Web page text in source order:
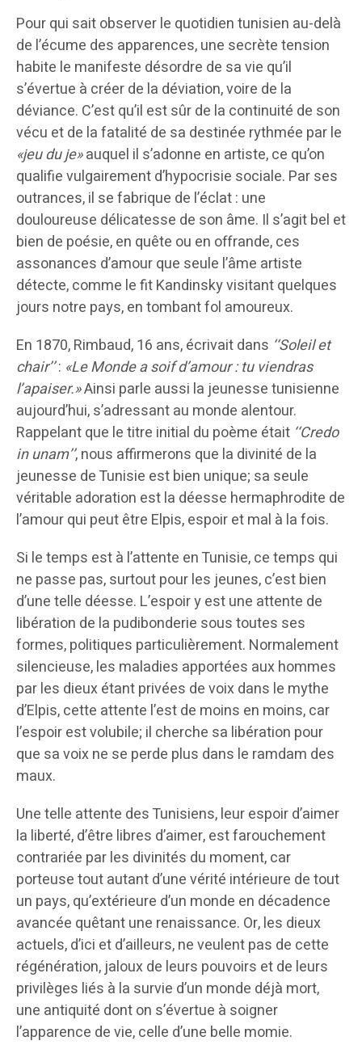
Pour qui sait observer le quotidien tunisien au-delà
de l’écume des apparences, une secrète tension
habite le manifeste désordre de sa vie qu’il
s’évertue à créer de la déviation, voire de la
déviance. C’est qu’il est sûr de la continuité de son
vécu et de la fatalité de sa destinée rythmée par le
«jeu du je»auquel il s’adonne en artiste, ce qu’on
qualifie vulgairement d’hypocrisie sociale. Par ses
outrances, il se fabrique de l’éclat : une
douloureuse délicatesse de son âme. Il s’agit bel et
bien de poésie, en quête ou en offrande, ces
assonances d’amour que seule l’âme artiste
détecte, comme le fit Kandinsky visitant quelques
jours notre pays, en tombant fol amoureux.
En 1870, Rimbaud, 16 ans, écrivait dans ‘‘Soleil et
chair’’: «Le Monde a soif d’amour : tu viendras
l’apaiser.»Ainsi parle aussi la jeunesse tunisienne
aujourd’hui, s’adressant au monde alentour.
Rappelant que le titre initial du poème était ‘‘Credo
in unam’’, nous affirmerons que la divinité de la
jeunesse de Tunisie est bien unique; sa seule
véritable adoration est la déesse hermaphrodite de
l’amour qui peut être Elpis, espoir et mal à la fois.
Si le temps est à l’attente en Tunisie, ce temps qui
ne passe pas, surtout pour les jeunes, c’est bien
d’une telle déesse. L’espoir y est une attente de
libération de la pudibonderie sous toutes ses
formes, politiques particulièrement. Normalement
silencieuse, les maladies apportées aux hommes
par les dieux étant privées de voix dans le mythe
d’Elpis, cette attente l’est de moins en moins, car
l’espoir est volubile; il cherche sa libération pour
que sa voix ne se perde plus dans le ramdam des
maux.
Une telle attente des Tunisiens, leur espoir d’aimer
la liberté, d’être libres d’aimer, est farouchement
contrariée par les divinités du moment, car
porteuse tout autant d’une vérité intérieure de tout
un pays, qu’extérieure d’un monde en décadence
avancée quêtant une renaissance. Or, les dieux
actuels, d’ici et d’ailleurs, ne veulent pas de cette
régénération, jaloux de leurs pouvoirs et de leurs
privilèges liés à la survie d’un monde déjà mort,
une antiquité dont on s’évertue à soigner
l’apparence de vie, celle d’une belle momie.